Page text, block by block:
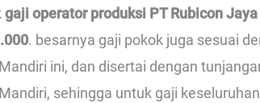
gaji operator produksi PT Rubicon
. besarnya gaji pokok juga sesuai
ini, dan disertai dengan
sehingga untuk gaji